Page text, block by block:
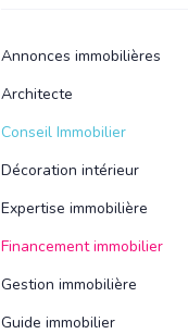
Annonces immobilières
Architecte
Conseil Immobilier
Décoration intérieur
Expertise immobilière
Financement immobilier
Gestion immobilière
Guide immobilier